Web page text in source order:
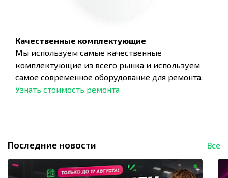
Качественные комплектующие
Мы используем самые качественные
комплектующие из всего рынка и используем
самое современное оборудование для ремонта.
Узнать стоимость ремонта
Последние новости Все